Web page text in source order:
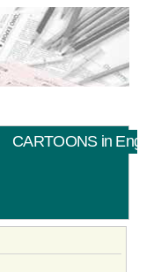
CARTOONS in English